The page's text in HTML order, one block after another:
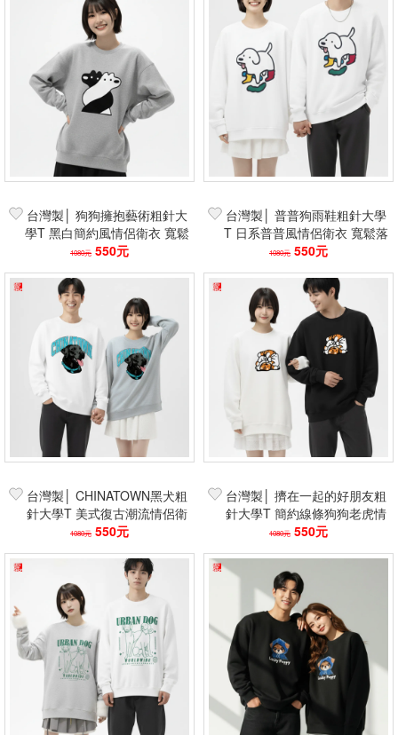
台灣製│ 狗狗擁抱藝術粗針大
學T 黑白簡約風情侶衛衣 寬鬆
落肩文藝潮流款
1080元 550元
台灣製│ 普普狗雨鞋粗針大學
T 日系普普風情侶衛衣 寬鬆落
肩趣味潮流款
1080元 550元
台灣製│ CHINATOWN黑犬粗
針大學T 美式復古潮流情侶衛
衣 寬鬆落肩個性款
1080元 550元
台灣製│ 擠在一起的好朋友粗
針大學T 簡約線條狗狗老虎情
侶衛衣 寬鬆落肩百搭款
1080元 550元